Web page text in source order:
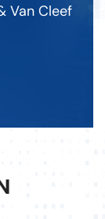
Van Cleef